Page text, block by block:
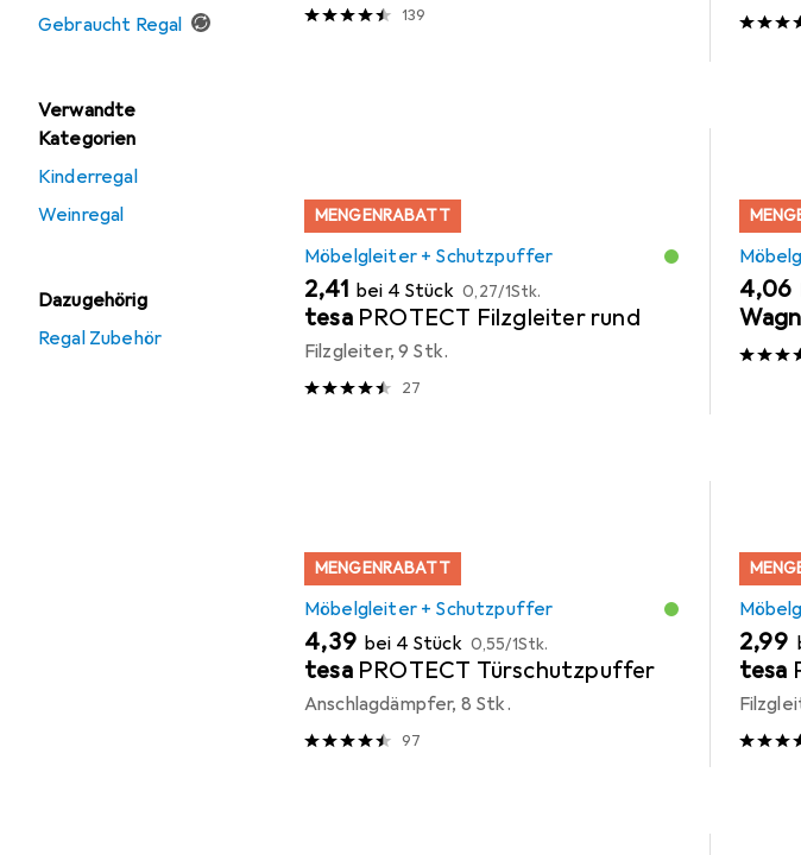
Gebraucht Regal
Verwandte
Kategorien
Kinderregal
Weinregal
Dazugehörig
Regal Zubehör
139
MENGENRABATT
Möbelgleiter + Schutzpuffer
EUR
2,41 bei 4 Stück EUR
0,27/1Stk.
tesa PROTECT Filzgleiter rund
Filzgleiter, 9 Stk.
27
EUR
4,06
MENGENRABATT
Möbelgleiter + Schutzpuffer
EUR
4,39 bei 4 Stück EUR
0,55/1Stk.
tesa PROTECT Türschutzpuffer
Anschlagdämpfer, 8 Stk.
97
EUR
2,99
tesa